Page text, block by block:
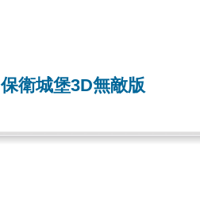
保衛城堡3D無敵版